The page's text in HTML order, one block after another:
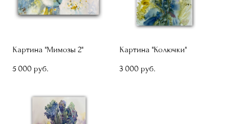
Картина "Мимозы 2"
5 000 pуб.
Картина "Колючки"
3 000 pуб.